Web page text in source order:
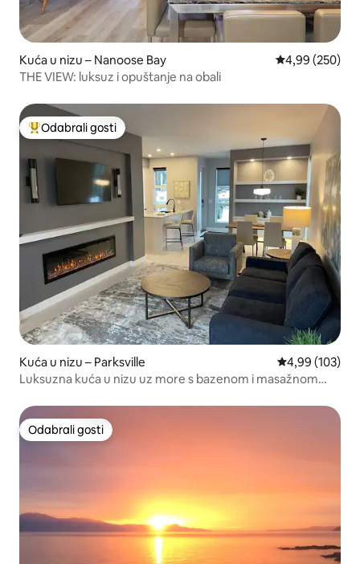
Kuća u nizu – Nanoose Bay Prosječna
4,99 (250)
THE VIEW: luksuz i opuštanje na obali
Među najviše rangiranima s oznakom „Odabrali gosti”
Odabrali gosti
Kuća u nizu – Parksville Prosječna
4,99 (103)
Luksuzna kuća u nizu uz more s bazenom i masažnom
Odabrali gosti
Odabrali gosti